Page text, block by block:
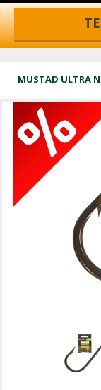
MUSTAD ULTRA